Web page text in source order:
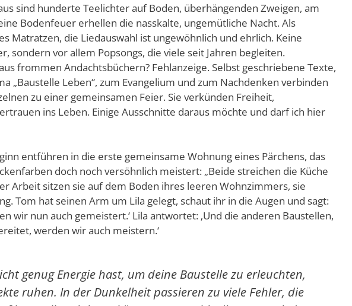
sind hunderte Teelichter auf Boden, überhängenden Zweigen, am
Bodenfeuer erhellen die nasskalte, ungemütliche Nacht. Als
Matratzen, die Liedauswahl ist ungewöhnlich und ehrlich. Keine
sondern vor allem Popsongs, die viele seit Jahren begleiten.
frommen Andachtsbüchern? Fehlanzeige. Selbst geschriebene Texte,
„Baustelle Leben“, zum Evangelium und zum Nachdenken verbinden
zu einer gemeinsamen Feier. Sie verkünden Freiheit,
ins Leben. Einige Ausschnitte daraus möchte und darf ich hier
entführen in die erste gemeinsame Wohnung eines Pärchens, das
doch noch versöhnlich meistert: „Beide streichen die Küche
Arbeit sitzen sie auf dem Boden ihres leeren Wohnzimmers, sie
Tom hat seinen Arm um Lila gelegt, schaut ihr in die Augen und sagt:
wir nun auch gemeistert.‘ Lila antwortet: ‚Und die anderen Baustellen,
werden wir auch meistern.‘
genug Energie hast, um deine Baustelle zu erleuchten,
ruhen. In der Dunkelheit passieren zu viele Fehler, die